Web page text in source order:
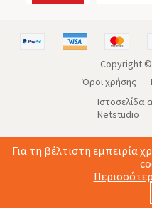
Copyright ©
Όροι χρήσης
Ιστοσελίδα
Netstudio
Για τη βέλτιστη εμπειρία